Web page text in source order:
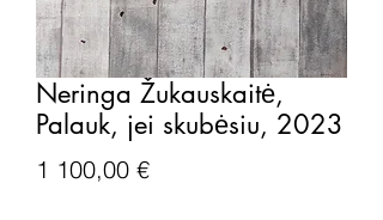
Neringa Žukauskaitė,
Palauk, jei skubėsiu, 2023
1 100,00 €Price